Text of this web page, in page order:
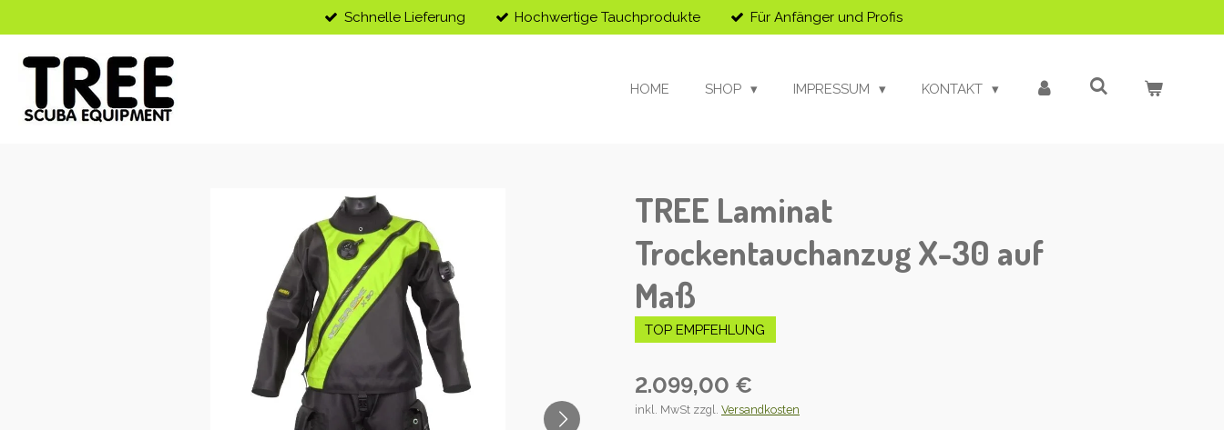
Hauptinhalt
springen
Schnelle Lieferung Hochwertige Tauchprodukte Für Anfänger und Profis
HOME SHOP IMPRESSUM KONTAKT
TREE Laminat
Trockentauchanzug X-30 auf
Maß
TOP EMPFEHLUNG
2.099,00 €
inkl. MwSt zzgl. Versandkosten